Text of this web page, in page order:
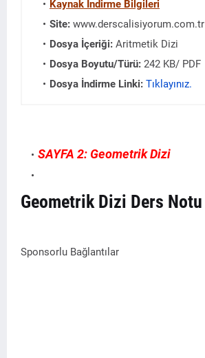
Kaynak İndirme Bilgileri
Site: www.derscalisiyorum.com.tr
Dosya İçeriği: Aritmetik Dizi
Dosya Boyutu/Türü: 242 KB/ PDF
Dosya İndirme Linki: Tıklayınız.
SAYFA 2: Geometrik Dizi
Geometrik Dizi Ders Notu
Sponsorlu Bağlantılar